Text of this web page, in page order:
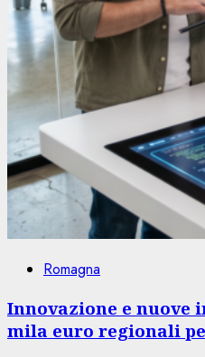
Romagna
Innovazione e nuove
mila euro regionali